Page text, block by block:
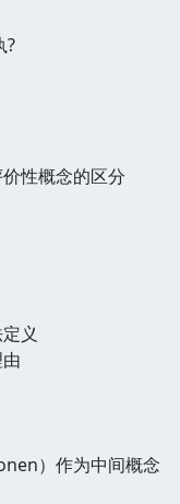
?
性概念的区分
义
）作为中间概念